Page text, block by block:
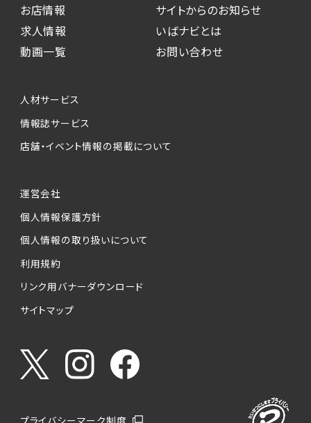
お店情報
求人情報
動画一覧
サイトからのお知らせ
いばナビとは
お問い合わせ
人材サービス
情報誌サービス
店舗・イベント情報の掲載について
運営会社
個人情報保護方針
個人情報の取り扱いについて
利用規約
リンク用バナーダウンロード
サイトマップ
プライバシーマーク制度